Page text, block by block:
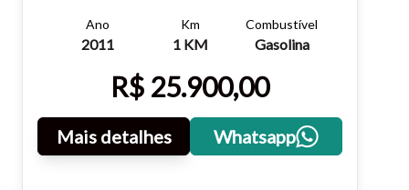
Ano
2011
Km
1 KM
Combustível
Gasolina
R$ 25.900,00
Mais detalhes Whatsapp